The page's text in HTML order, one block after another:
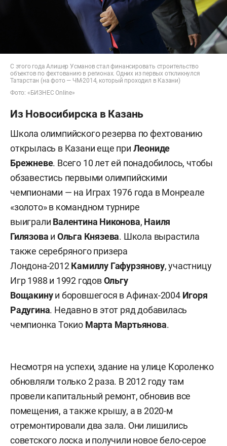
С этого года Алишер Усманов стал финансировать строительство
объектов по фехтованию в регионах. Одних из первых откликнулся
Татарстан (на фото — ЧМ-2014, который проходил в Казани)
Фото: «БИЗНЕС Online»
Из Новосибирска в Казань
Школа олимпийского резерва по фехтованию
открылась в Казани еще при Леониде
Брежневе. Всего 10 лет ей понадобилось, чтобы
обзавестись первыми олимпийскими
чемпионами — на Играх 1976 года в Монреале
«золото» в командном турнире
выиграли Валентина Никонова, Наиля
Гилязова и Ольга Князева. Школа вырастила
также серебряного призера
Лондона-2012Камиллу Гафурзянову, участницу
Игр 1988 и 1992 годовОльгу
Вощакинуи боровшегося в Афинах-2004 Игоря
Радугина. Недавно в этот ряд добавилась
чемпионка Токио Марта Мартьянова.
Несмотря на успехи, здание на улице Короленко
обновляли только 2 раза. В 2012 году там
провели капитальный ремонт, обновив все
помещения, а также крышу, а в 2020-м
отремонтировали два зала. Они лишились
советского лоска и получили новое бело-серое